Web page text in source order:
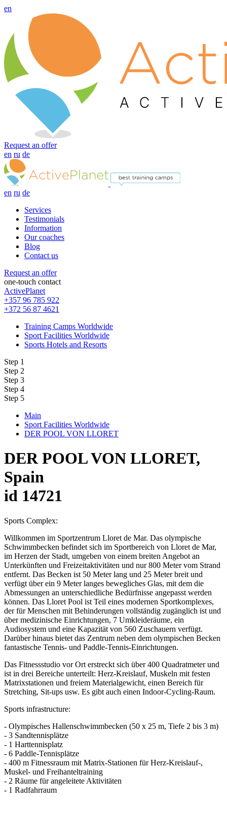
en
Request an offer
en ru de
en ru de
Services
Testimonials
Information
Our coaches
Blog
Contact us
Request an offer
one-touch contact
ActivePlanet
+357 96 785 922
+372 56 87 4621
Training Camps Worldwide
Sport Facilities Worldwide
Sports Hotels and Resorts
Step 1
Step 2
Step 3
Step 4
Step 5
Main
Sport Facilities Worldwide
DER POOL VON LLORET
DER POOL VON LLORET,
Spain
id 14721
Sports Complex:
Willkommen im Sportzentrum Lloret de Mar. Das olympische
Schwimmbecken befindet sich im Sportbereich von Lloret de Mar,
im Herzen der Stadt, umgeben von einem breiten Angebot an
Unterkünften und Freizeitaktivitäten und nur 800 Meter vom Strand
entfernt. Das Becken ist 50 Meter lang und 25 Meter breit und
verfügt über ein 9 Meter langes bewegliches Glas, mit dem die
Abmessungen an unterschiedliche Bedürfnisse angepasst werden
können. Das Lloret Pool ist Teil eines modernen Sportkomplexes,
der für Menschen mit Behinderungen vollständig zugänglich ist und
über medizinische Einrichtungen, 7 Umkleideräume, ein
Audiosystem und eine Kapazität von 560 Zuschauern verfügt.
Darüber hinaus bietet das Zentrum neben dem olympischen Becken
fantastische Tennis- und Paddle-Tennis-Einrichtungen.
Das Fitnessstudio vor Ort erstreckt sich über 400 Quadratmeter und
ist in drei Bereiche unterteilt: Herz-Kreislauf, Muskeln mit festen
Matrixstationen und freiem Materialgewicht, einen Bereich für
Stretching, Sit-ups usw. Es gibt auch einen Indoor-Cycling-Raum.
Sports infrastructure:
- Olympisches Hallenschwimmbecken (50 x 25 m, Tiefe 2 bis 3 m)
- 3 Sandtennisplätze
- 1 Harttennisplatz
- 6 Paddle-Tennisplätze
- 400 m Fitnessraum mit Matrix-Stationen für Herz-Kreislauf-,
Muskel- und Freihanteltraining
- 2 Räume für angeleitete Aktivitäten
- 1 Radfahrraum